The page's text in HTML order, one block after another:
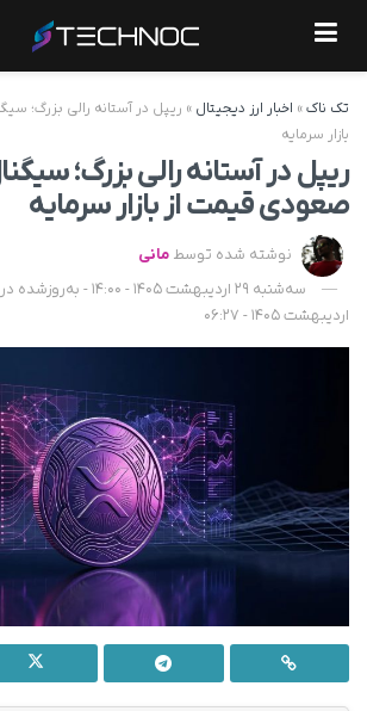
تک ناک» اخبار ارز دیجیتال » ریپل در آستانه رالی بزرگ؛
بازار سرمایه
ریپل در آستانه رالی بزرگ؛
صعودی قیمت از بازار سرمایه
نوشته شده توسط مانی
اردیبهشت 1405 - 06:27